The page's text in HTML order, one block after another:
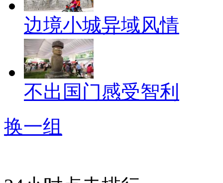
边境小城异域风情
不出国门感受智利
换一组